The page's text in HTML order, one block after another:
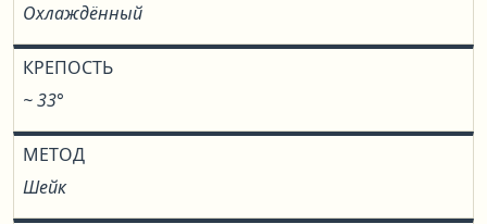
Охлаждённый
КРЕПОСТЬ
~ 33°
МЕТОД
Шейк